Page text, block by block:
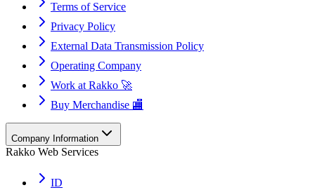
Terms of Service
Privacy Policy
External Data Transmission Policy
Operating Company
Work at Rakko 🚀
Buy Merchandise 🏬
Company Information
Rakko Web Services
ID